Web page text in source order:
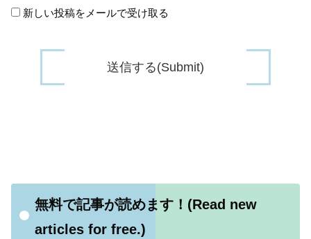
新しい投稿をメールで受け取る
無料で記事が読めます！(Read new
articles for free.)